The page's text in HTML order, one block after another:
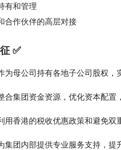
有和管理
合作伙伴的高层对接
✅
为母公司持有各地子公司股权，
合集团资金资源，优化资本配置
用香港的税收优惠政策和避免
集团内部提供专业服务支持，提